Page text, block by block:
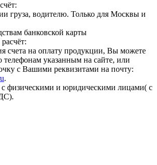
груза, водителю. Только для Москвы и
банковской карты
счета на оплату продукции, Вы можете
телефонам указанным на сайте, или
с Вашими реквизитами на почту:
.
физическими и юридическими лицами( с